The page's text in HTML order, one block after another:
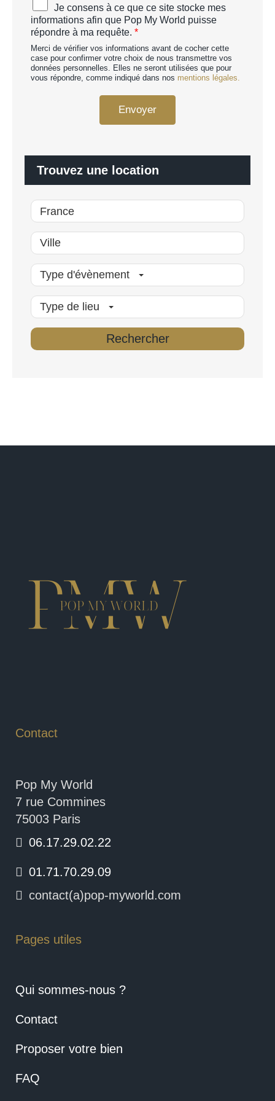
H
A
p
e
r
s
o
s
c
c
o
r
d
R
Je consens à ce que ce site stocke mes
informations afin que Pop My World puisse
répondre à ma requête. *
Merci de vérifier vos informations avant de cocher cette
case pour confirmer votre choix de nous transmettre vos
données personnelles. Elles ne seront utilisées que pour
vous répondre, comme indiqué dans nos mentions légales.
Envoyer
Trouvez une location
Type d'évènement
Type de lieu
Contact
Pop My World
7 rue Commines
75003 Paris
06.17.29.02.22
01.71.70.29.09
contact(a)pop-myworld.com
Pages utiles
Qui sommes-nous ?
Contact
Proposer votre bien
FAQ